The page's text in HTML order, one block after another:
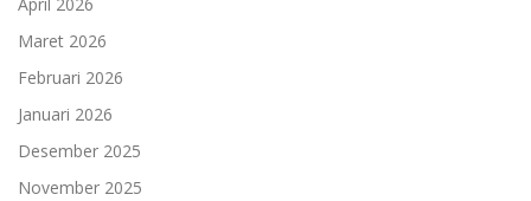
Maret 2026
Februari 2026
Januari 2026
Desember 2025
November 2025